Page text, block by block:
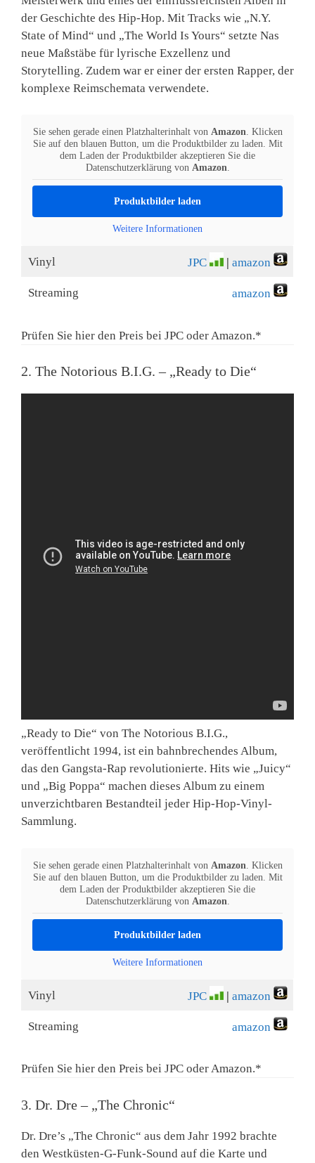
der Geschichte des Hip-Hop. Mit Tracks wie „N.Y.
State of Mind“ und „The World Is Yours“ setzte Nas
neue Maßstäbe für lyrische Exzellenz und
Storytelling. Zudem war er einer der ersten Rapper, der
komplexe Reimschemata verwendete.
Sie sehen gerade einen Platzhalterinhalt von Amazon. Klicken
Sie auf den blauen Button, um die Produktbilder zu laden. Mit
dem Laden der Produktbilder akzeptieren Sie die
Datenschutzerklärung von Amazon.
Produktbilder laden
Weitere Informationen
Vinyl JPC amazon
Streaming amazon
Prüfen Sie hier den Preis bei JPC oder Amazon.*
2. The Notorious B.I.G. – „Ready to Die“
„Ready to Die“ von The Notorious B.I.G.,
veröffentlicht 1994, ist ein bahnbrechendes Album,
das den Gangsta-Rap revolutionierte. Hits wie „Juicy“
und „Big Poppa“ machen dieses Album zu einem
unverzichtbaren Bestandteil jeder Hip-Hop-Vinyl-
Sammlung.
Sie sehen gerade einen Platzhalterinhalt von Amazon . Klicken
Sie auf den blauen Button, um die Produktbilder zu laden. Mit
dem Laden der Produktbilder akzeptieren Sie die
Datenschutzerklärung von Amazon
Produktbilder laden
Weitere Informationen
Vinyl JPC | amazon
Streaming amazon
Prüfen Sie hier den Preis bei JPC oder Amazon.*
3. Dr. Dre – „The Chronic“
Dr. Dre’s „The Chronic“ aus dem Jahr 1992 brachte
den Westküsten-G-Funk-Sound auf die Karte und